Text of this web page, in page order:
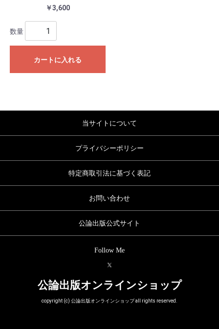
￥3,600
数量
カートに入れる
当サイトについて
プライバシーポリシー
特定商取引法に基づく表記
お問い合わせ
公論出版公式サイト
Follow Me
公論出版オンラインショップ
copyright (c) 公論出版オンラインショップ all rights reserved.